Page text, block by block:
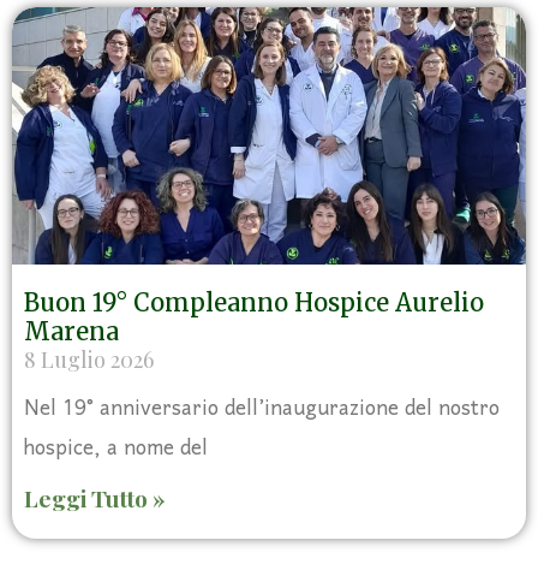
Buon 19° Compleanno Hospice Aurelio
Marena
8 Luglio 2026
Nel 19° anniversario dell’inaugurazione del nostro
hospice, a nome del
Leggi Tutto »